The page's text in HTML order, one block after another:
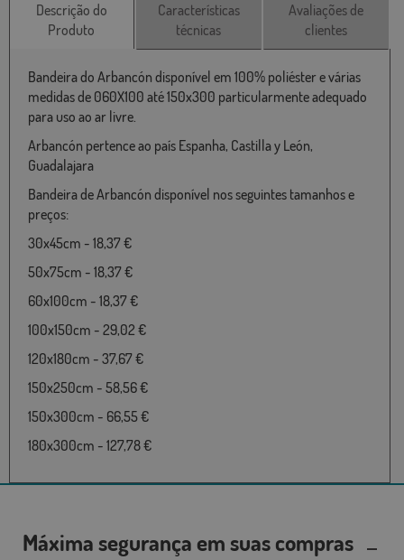
Descrição do
Produto
Características
técnicas
Avaliações de
clientes
Bandeira do Arbancón disponível em 100% poliéster e várias
medidas de 060X100 até 150x300 particularmente adequado
para uso ao ar livre.
Arbancón pertence ao país Espanha, Castilla y León,
Guadalajara
Bandeira de Arbancón disponível nos seguintes tamanhos e
preços:
30x45cm - 18,37 €
50x75cm - 18,37 €
60x100cm - 18,37 €
100x150cm - 29,02 €
120x180cm - 37,67 €
150x250cm - 58,56 €
150x300cm - 66,55 €
180x300cm - 127,78 €
Máxima segurança em suas compras